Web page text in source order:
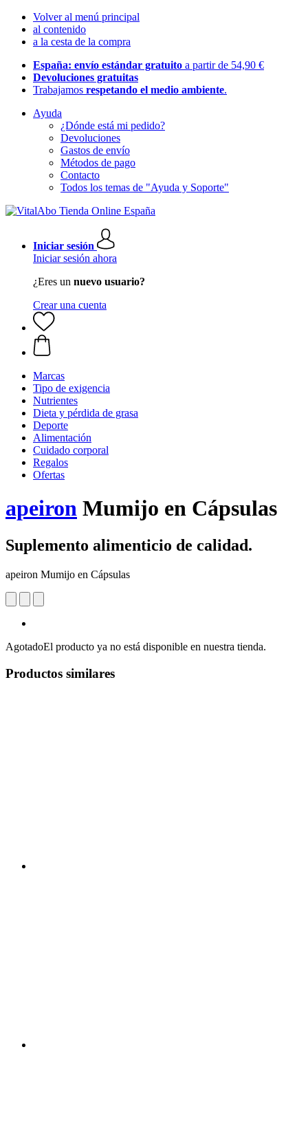
Volver al menú principal
al contenido
a la cesta de la compra
España: envío estándar gratuito a partir de 54,90 €
Devoluciones gratuitas
Trabajamos respetando el medio ambiente.
Ayuda
¿Dónde está mi pedido?
Devoluciones
Gastos de envío
Métodos de pago
Contacto
Todos los temas de "Ayuda y Soporte"
Iniciar sesión
Iniciar sesión ahora
¿Eres un nuevo usuario?
Crear una cuenta
Marcas
Tipo de exigencia
Nutrientes
Dieta y pérdida de grasa
Deporte
Alimentación
Cuidado corporal
Regalos
Ofertas
apeiron Mumijo en Cápsulas
Suplemento alimenticio de calidad.
apeiron Mumijo en Cápsulas
AgotadoEl producto ya no está disponible en nuestra tienda.
Productos similares